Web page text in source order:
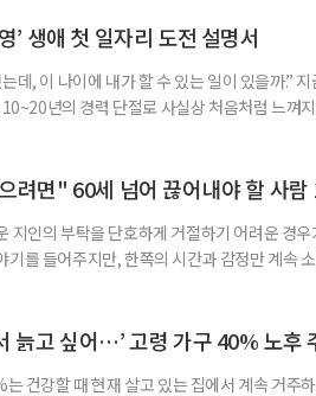
일 발표된 세제개편안이 국회 통과 후 그대로 시
’ 생애 첫 일자리 도전 설명서
데, 이 나이에 내가 할 수 있는 일이 있을까.”
년의 경력 단절로 사실상 처음처럼 느껴
자는 중요한 국가 자원이다. 박경하 한국노인인
려면" 60세 넘어 끊어내야 할 사람
지인의 부탁을 단호하게 거절하기 어려운 경
기를 들어주지만, 한쪽의 시간과 감정만 계속
순간 태도를 바꾸는 행동도 건강한 관계와는
늙고 싶어…’ 고령 가구 40% 노후
건강할 때 현재 살고 있는 집에서 계속 거주